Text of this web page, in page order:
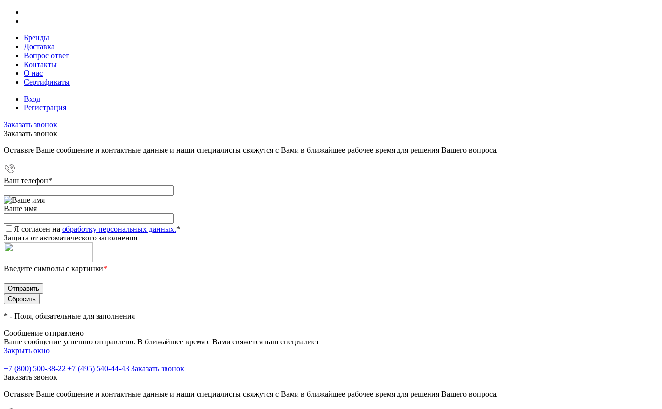
Бренды
Доставка
Вопрос ответ
Контакты
О нас
Сертификаты
Вход
Регистрация
Заказать звонок
Заказать звонок
Оставьте Ваше сообщение и контактные данные и наши специалисты свяжутся с Вами в ближайшее рабочее время для решения Вашего вопроса.
Ваш телефон*
Ваше имя
Я согласен на обработку персональных данных.*
Защита от автоматического заполнения
Введите символы с картинки*
* - Поля, обязательные для заполнения
Сообщение отправлено
Ваше сообщение успешно отправлено. В ближайшее время с Вами свяжется наш специалист
Закрыть окно
+7 (800) 500-38-22 +7 (495) 540-44-43 Заказать звонок
Заказать звонок
Оставьте Ваше сообщение и контактные данные и наши специалисты свяжутся с Вами в ближайшее рабочее время для решения Вашего вопроса.